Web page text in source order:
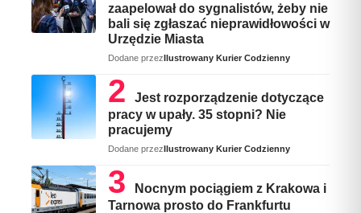
zaapelował do sygnalistów, żeby nie
bali się zgłaszać nieprawidłowości w
Urzędzie Miasta
Dodane przezIlustrowany Kurier Codzienny
Jest rozporządzenie dotyczące
pracy w upały. 35 stopni? Nie
pracujemy
Dodane przezIlustrowany Kurier Codzienny
Nocnym pociągiem z Krakowa i
Tarnowa prosto do Frankfurtu